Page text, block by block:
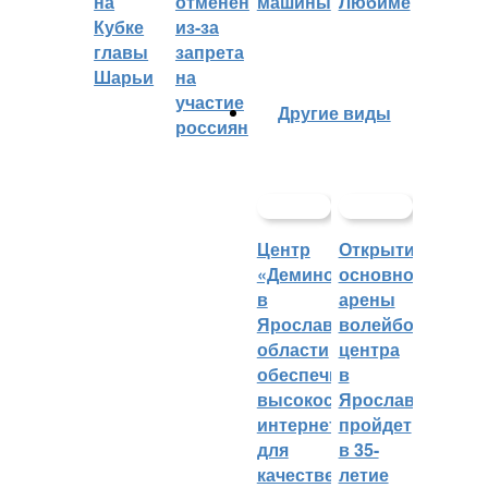
Кубке
главы
Шарьи
из-за
запрета
на
участие
россиян
Другие виды
Центр
«Демино»
в
Ярославской
области
обеспечивают
высокоскоростным
интернетом
для
качественных
Открытие
основной
арены
волейбольного
центра
в
Ярославле
пройдет
в 35-
летие